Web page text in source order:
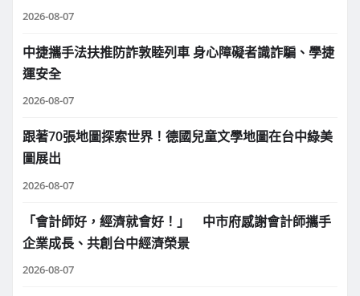
2026-08-07
中捷攜手法扶推防詐敦睦列車 身心障礙者識詐騙、學捷
運安全
2026-08-07
跟著70張地圖探索世界！德國兒童文學地圖在台中綠美
圖展出
2026-08-07
「會計師好，經濟就會好！」 中市府感謝會計師攜手
企業成長、共創台中經濟榮景
2026-08-07